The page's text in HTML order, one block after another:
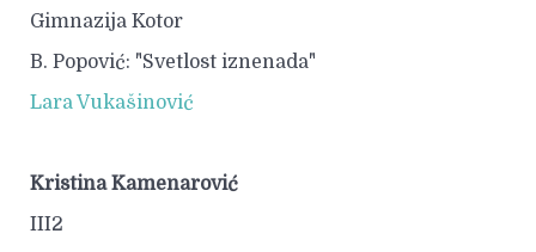
Gimnazija Kotor
B. Popović: "Svetlost iznenada"
Lara Vukašinović
Kristina Kamenarović
III2